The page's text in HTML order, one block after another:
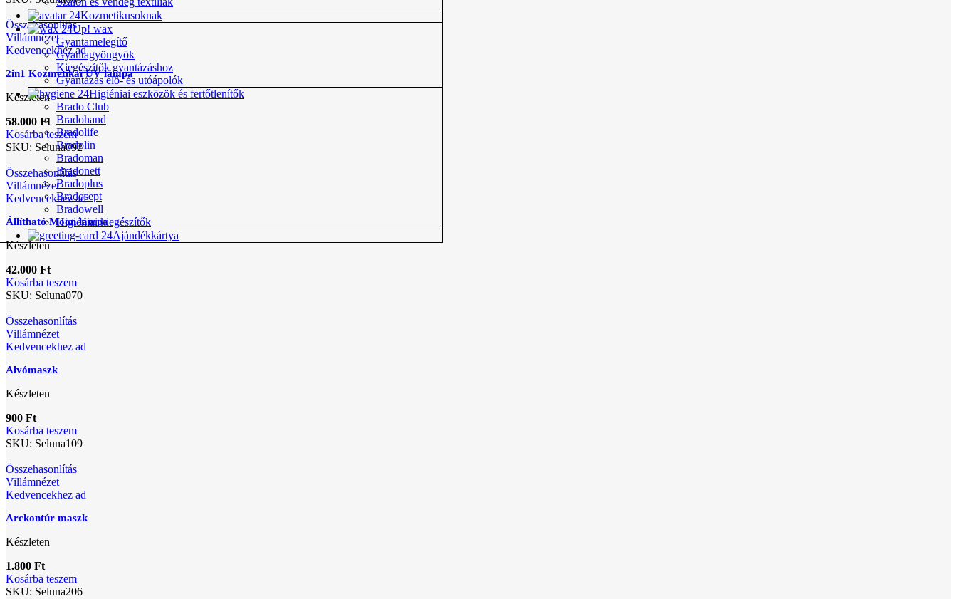
Kozmetikusoknak
Up! wax
Gyantamelegítő
Gyantagyöngyök
Kiegészítők gyantázáshoz
Gyantázás elő- és utóápolók
Higiéniai eszközök és fertőtlenítők
Brado Club
Bradohand
Bradolife
Bradolin
Bradoman
Bradonett
Bradoplus
Bradosept
Bradowell
Higiéniai kiegészítők
Ajándékkártya
Összehasonlítás
Villámnézet
Kedvencekhez ad
2in1 Kozmetikai UV lámpa
Készleten
58.000 Ft
Kosárba teszem
SKU: Seluna092
Összehasonlítás
Villámnézet
Kedvencekhez ad
Állítható Moon lámpa
Készleten
42.000 Ft
Kosárba teszem
SKU: Seluna070
Összehasonlítás
Villámnézet
Kedvencekhez ad
Alvómaszk
Készleten
900 Ft
Kosárba teszem
SKU: Seluna109
Összehasonlítás
Villámnézet
Kedvencekhez ad
Arckontúr maszk
Készleten
1.800 Ft
Kosárba teszem
SKU: Seluna206